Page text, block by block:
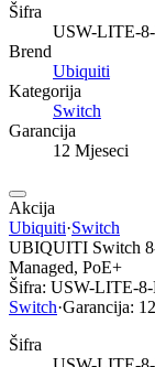
Šifra
USW-LITE-
Brend
Ubiquiti
Kategorija
Switch
Garancija
12 Mjeseci
Akcija
Ubiquiti·Switch
UBIQUITI Switch
Managed, PoE+
Šifra: USW-LITE-
Switch·Garancija:
Šifra